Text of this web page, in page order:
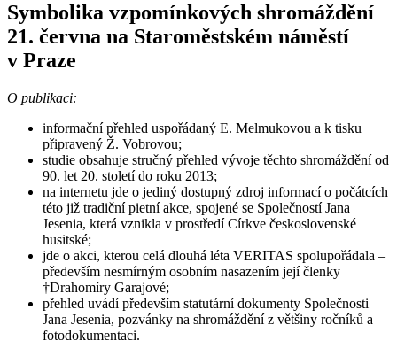
Symbolika vzpomínkových shromáždění
21. června na Staroměstském náměstí
v Praze
O publikaci:
informační přehled uspořádaný E. Melmukovou a k tisku
připravený Ž. Vobrovou;
studie obsahuje stručný přehled vývoje těchto shromáždění od
90. let 20. století do roku 2013;
na internetu jde o jediný dostupný zdroj informací o počátcích
této již tradiční pietní akce, spojené se Společností Jana
Jesenia, která vznikla v prostředí Církve československé
husitské;
jde o akci, kterou celá dlouhá léta VERITAS spolupořádala –
především nesmírným osobním nasazením její členky
†Drahomíry Garajové;
přehled uvádí především statutární dokumenty Společnosti
Jana Jesenia, pozvánky na shromáždění z většiny ročníků a
fotodokumentaci.